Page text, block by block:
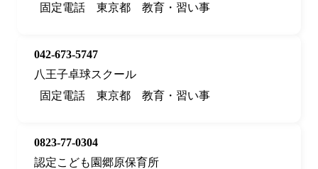
固定電話
東京都 教育・習い事
042-673-5747
八王子卓球スクール
固定電話
東京都 教育・習い事
0823-77-0304
認定こども園郷原保育所